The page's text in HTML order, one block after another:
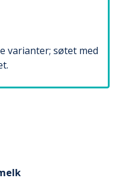
varianter; søtet med